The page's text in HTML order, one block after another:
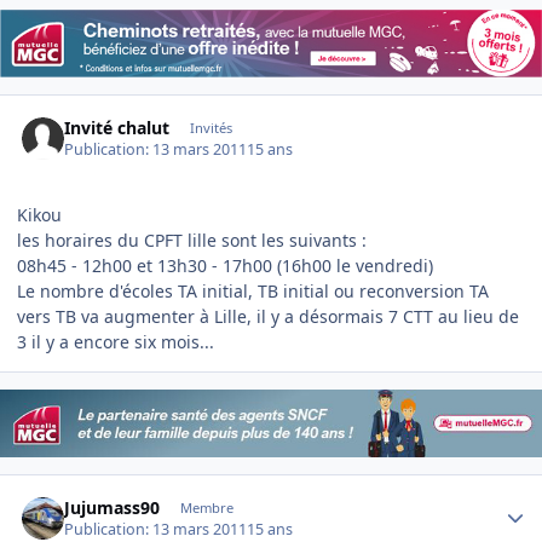
Invité chalut Invités
Publication: 13 mars 201115 ans
Kikou
les horaires du CPFT lille sont les suivants :
08h45 - 12h00 et 13h30 - 17h00 (16h00 le vendredi)
Le nombre d'écoles TA initial, TB initial ou reconversion TA
vers TB va augmenter à Lille, il y a désormais 7 CTT au lieu de
3 il y a encore six mois...
Jujumass90 Membre
Publication: 13 mars 201115 ans